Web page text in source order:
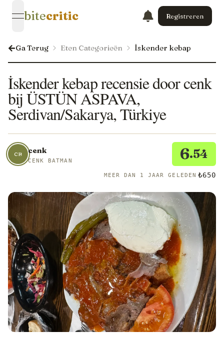
open navigation menu
bitecritic Registreren
Ga Terug Eten Categorieën İskender kebap
İskender kebap recensie door cenk
bij ÜSTÜN ASPAVA,
Serdivan/Sakarya, Türkiye
CB cenk
CENK BATMAN 6.54
MEER DAN 1 JAAR GELEDEN ₺650